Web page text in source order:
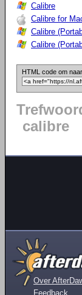
Calibre
Calibre for
Calibre
Calibre
HTML code om
calibre
Over
Feedback